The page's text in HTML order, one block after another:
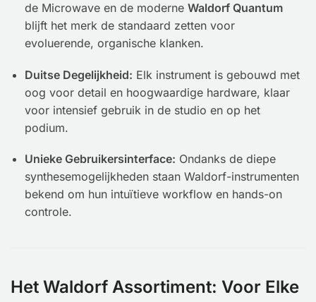
de Microwave en de moderne Waldorf Quantum
blijft het merk de standaard zetten voor
evoluerende, organische klanken.
Duitse Degelijkheid: Elk instrument is gebouwd met
oog voor detail en hoogwaardige hardware, klaar
voor intensief gebruik in de studio en op het
podium.
Unieke Gebruikersinterface: Ondanks de diepe
synthesemogelijkheden staan Waldorf-instrumenten
bekend om hun intuïtieve workflow en hands-on
controle.
Het Waldorf Assortiment: Voor Elke